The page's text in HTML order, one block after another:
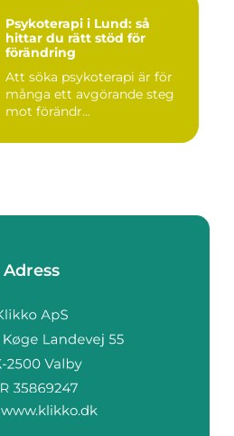
Psykoterapi i Lund: så
hittar du rätt stöd för
förändring
Att söka psykoterapi är för
många ett avgörande steg
mot förändr...
Adress
www.klikko.dk